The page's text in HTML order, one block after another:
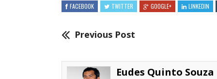
FACEBOOK TWITTER GOOGLE+ LINKEDIN
Previous Post
Eudes Quinto Souza